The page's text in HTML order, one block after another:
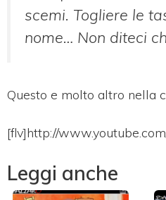
scemi. Togliere le
nome… Non diteci
Questo e molto altro nella
[flv]http://
Leggi anche